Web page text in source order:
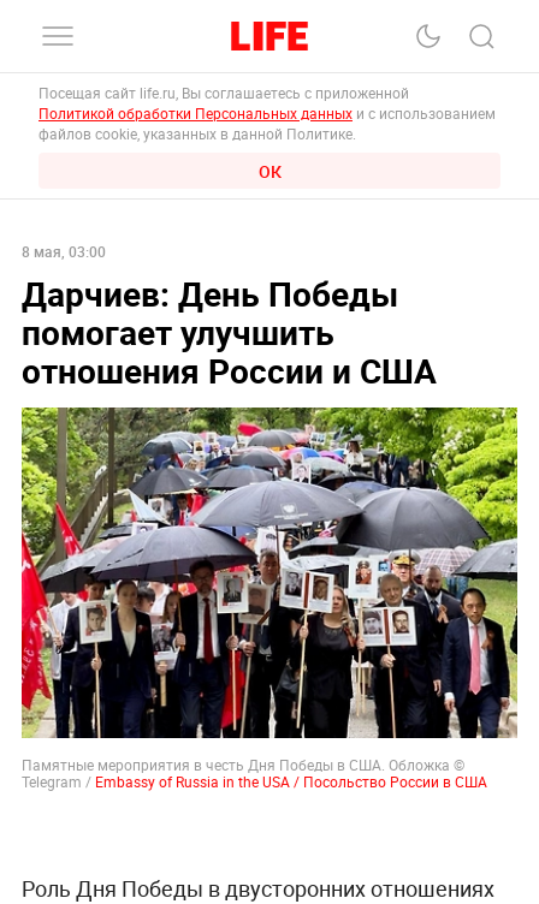
Посещая сайт life.ru, Вы соглашаетесь с приложенной
Политикой обработки Персональных данных и с использованием
файлов cookie, указанных в данной Политике.
ОК
8 мая, 03:00
Дарчиев: День Победы
помогает улучшить
отношения России и США
Памятные мероприятия в честь Дня Победы в США. Обложка ©
Telegram / Embassy of Russia in the USA / Посольство России в США
Роль Дня Победы в двусторонних отношениях